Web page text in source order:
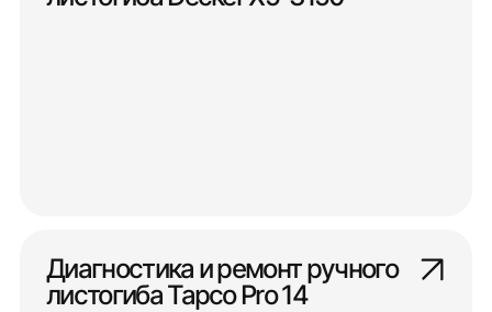
Диагностика и ремонт ручного
листогиба Tapco Pro 14